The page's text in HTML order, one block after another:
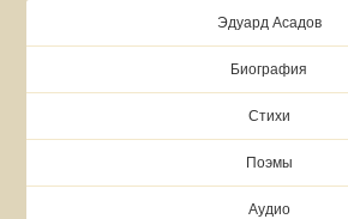
Эдуард Асадов
Биография
Стихи
Поэмы
Аудио